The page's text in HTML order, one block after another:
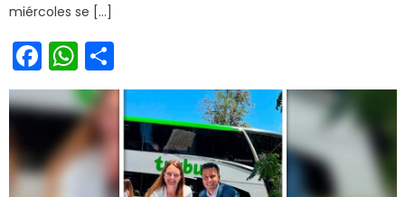
miércoles se […]
Facebook
WhatsApp